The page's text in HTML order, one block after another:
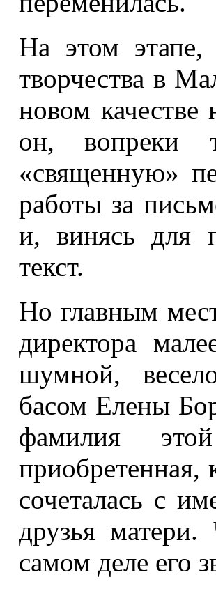
На этом
творчества в
новом качестве
он, вопреки
«священную»
работы за
и, винясь для
текст.
Но главным
директора
шумной,
басом Елены
фамилия
сочеталась с
друзья
самом деле его